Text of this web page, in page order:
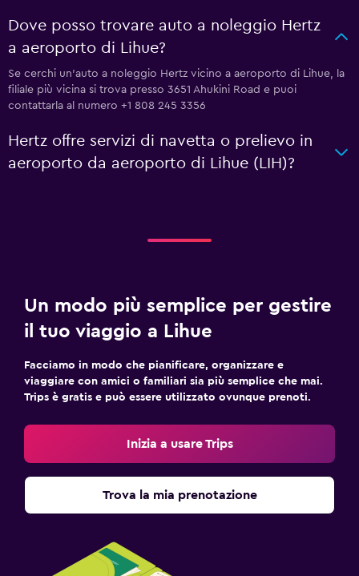
Dove posso trovare auto a noleggio Hertz
a aeroporto di Lihue?
Se cerchi un'auto a noleggio Hertz vicino a aeroporto di Lihue, la
filiale più vicina si trova presso 3651 Ahukini Road e puoi
contattarla al numero +1 808 245 3356
Hertz offre servizi di navetta o prelievo in
aeroporto da aeroporto di Lihue (LIH)?
Un modo più semplice per gestire
il tuo viaggio a Lihue
Facciamo in modo che pianificare, organizzare e
viaggiare con amici o familiari sia più semplice che mai.
Trips è gratis e può essere utilizzato ovunque prenoti.
Inizia a usare Trips
Trova la mia prenotazione